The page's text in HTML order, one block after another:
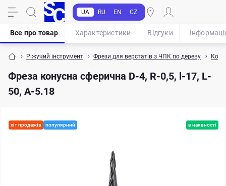
UA RU EN CZ
Ріжучий інструмент Фрези для верстатів з ЧПК по дереву
Фреза конусна сферична D-4, R-0,5, l-17, L-
50, A-5.18
Все про товар Характеристики Відгуки
хіт продажів популярний в наявності